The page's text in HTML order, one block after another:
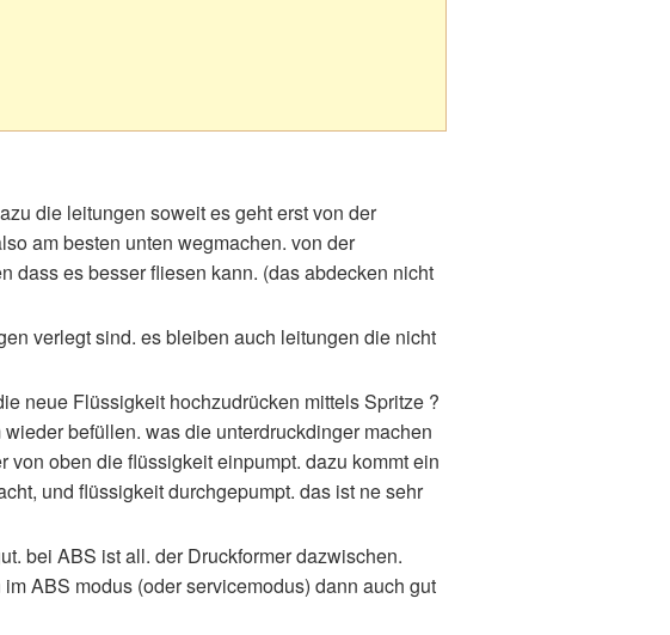
die leitungen soweit es geht erst von der
am besten unten wegmachen. von der
dass es besser fliesen kann. (das abdecken nicht
verlegt sind. es bleiben auch leitungen die nicht
neue Flüssigkeit hochzudrücken mittels Spritze ?
befüllen. was die unterdruckdinger machen
oben die flüssigkeit einpumpt. dazu kommt ein
und flüssigkeit durchgepumpt. das ist ne sehr
bei ABS ist all. der Druckformer dazwischen.
ABS modus (oder servicemodus) dann auch gut